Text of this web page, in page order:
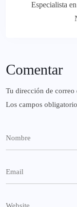
Especialista
Comentar
Tu dirección de correo
Los campos